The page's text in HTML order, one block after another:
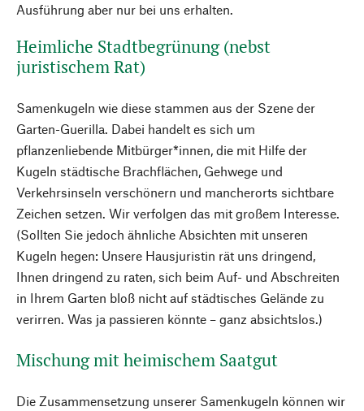
Ausführung aber nur bei uns erhalten.
Heimliche Stadtbegrünung (nebst
juristischem Rat)
Samenkugeln wie diese stammen aus der Szene der
Garten-Guerilla. Dabei handelt es sich um
pflanzenliebende Mitbürger*innen, die mit Hilfe der
Kugeln städtische Brachflächen, Gehwege und
Verkehrsinseln verschönern und mancherorts sichtbare
Zeichen setzen. Wir verfolgen das mit großem Interesse.
(Sollten Sie jedoch ähnliche Absichten mit unseren
Kugeln hegen: Unsere Hausjuristin rät uns dringend,
Ihnen dringend zu raten, sich beim Auf- und Abschreiten
in Ihrem Garten bloß nicht auf städtisches Gelände zu
verirren. Was ja passieren könnte – ganz absichtslos.)
Mischung mit heimischem Saatgut
Die Zusammensetzung unserer Samenkugeln können wir